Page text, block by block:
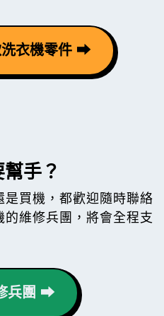
洗衣機零件 ⮕
手？
買機，都歡迎隨時聯絡
維修兵團，將會全程支
兵團 ⮕